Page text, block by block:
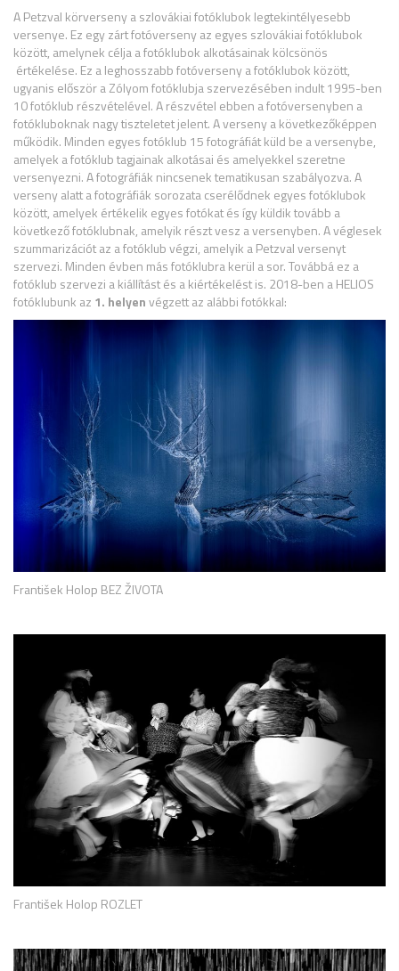
A Petzval körverseny a szlovákiai fotóklubok legtekintélyesebb
versenye. Ez egy zárt fotóverseny az egyes szlovákiai fotóklubok
között, amelynek célja a fotóklubok alkotásainak kölcsönös
értékelése. Ez a leghosszabb fotóverseny a fotóklubok között,
ugyanis először a Zólyom fotóklubja szervezésében indult 1995-ben
10 fotóklub részvételével. A részvétel ebben a fotóversenyben a
fotókluboknak nagy tiszteletet jelent. A verseny a következőképpen
működik. Minden egyes fotóklub 15 fotográfiát küld be a versenybe,
amelyek a fotóklub tagjainak alkotásai és amelyekkel szeretne
versenyezni. A fotográfiák nincsenek tematikusan szabályozva. A
verseny alatt a fotográfiák sorozata cserélődnek egyes fotóklubok
között, amelyek értékelik egyes fotókat és így küldik tovább a
következő fotóklubnak, amelyik részt vesz a versenyben. A véglesek
szummarizációt az a fotóklub végzi, amelyik a Petzval versenyt
szervezi. Minden évben más fotóklubra kerül a sor. Továbbá ez a
fotóklub szervezi a kiállítást és a kiértékelést is. 2018-ben a HELIOS
fotóklubunk az 1. helyenvégzett az alábbi fotókkal:
František Holop BEZ ŽIVOTA
František Holop ROZLET